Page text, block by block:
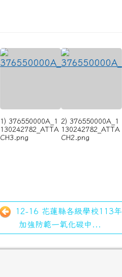
1) 376550000A_1
130242782_ATTA
CH3.png
2) 376550000A_1
130242782_ATTA
CH2.png
12-16 花蓮縣各級學校113年
加強防範一氧化碳中...